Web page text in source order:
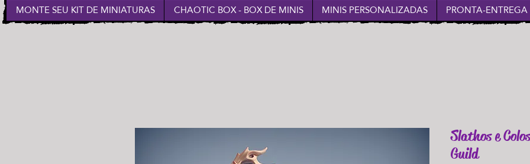
MONTE SEU KIT DE MINIATURAS CHAOTIC BOX - BOX DE MINIS MINIS PERSONALIZADAS PRONTA-ENTREGA
Slathos e
Guild